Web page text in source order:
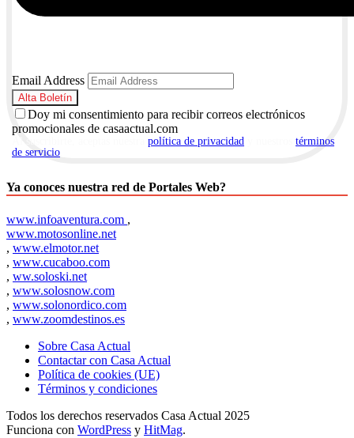
Email Address
Doy mi consentimiento para recibir correos electrónicos
promocionales de casaactual.com
política de privacidad
términos
de servicio
Ya conoces nuestra red de Portales Web?
www.infoaventura.com ,
www.motosonline.net
, www.elmotor.net
, www.cucaboo.com
, ww.soloski.net
, www.solosnow.com
, www.solonordico.com
, www.zoomdestinos.es
Sobre Casa Actual
Contactar con Casa Actual
Política de cookies (UE)
Términos y condiciones
Todos los derechos reservados Casa Actual 2025
Funciona con WordPress y HitMag.